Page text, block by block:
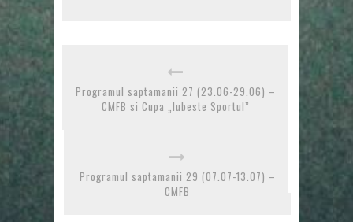
Programul saptamanii 27 (23.06-29.06) –
CMFB si Cupa „Iubeste Sportul”
Programul saptamanii 29 (07.07-13.07) –
CMFB